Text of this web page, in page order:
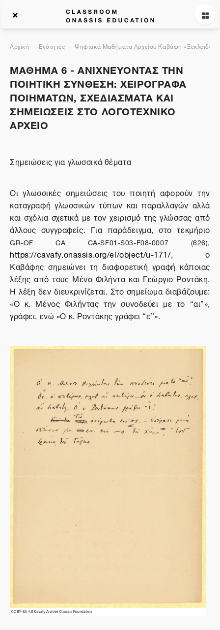
Αρχική Ενότητες Ψηφιακά Μαθήματα Αρχείου Καβάφη
ΜΑΘΗΜΑ 6 - ΑΝΙΧΝΕΥΟΝΤΑΣ ΤΗΝ
ΠΟΙΗΤΙΚΗ ΣΥΝΘΕΣΗ: ΧΕΙΡΟΓΡΑΦΑ
ΠΟΙΗΜΑΤΩΝ, ΣΧΕΔΙΑΣΜΑΤΑ ΚΑΙ
ΣΗΜΕΙΩΣΕΙΣ ΣΤΟ ΛΟΓΟΤΕΧΝΙΚΟ
ΑΡΧΕΙΟ
Σημειώσεις για γλωσσικά θέματα
Οι γλωσσικές σημειώσεις του ποιητή αφορούν την
καταγραφή γλωσσικών τύπων και παραλλαγών αλλά
και σχόλια σχετικά με τον χειρισμό της γλώσσας από
άλλους συγγραφείς. Για παράδειγμα, στο τεκμήριο
GR-OF CA CA-SF01-S03-F08-0007 (626),
https://cavafy.onassis.org/el/object/u-171/, ο
Καβάφης σημειώνει τη διαφορετική γραφή κάποιας
λέξης από τους Μένο Φιλήντα και Γεώργιο Ροντάκη.
Η λέξη δεν διευκρινίζεται. Στο σημείωμα διαβάζουμε:
«Ο κ. Μένος Φιλήντας την συνοδεύει με το “αι”»,
γράφει, ενώ «Ο κ. Ροντάκης γράφει “ε”».